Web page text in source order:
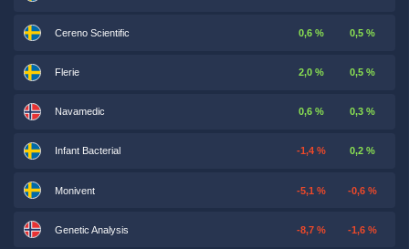
Cereno Scientific 0,6 % 0,5 %
Flerie 2,0 % 0,5 %
Navamedic 0,6 % 0,3 %
Infant Bacterial -1,4 % 0,2 %
Monivent -5,1 % -0,6 %
Genetic Analysis -8,7 % -1,6 %